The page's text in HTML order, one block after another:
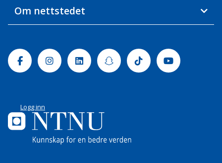
Om nettstedet
FacebookInstagramLinkedinSnapchatTiktok Youtube
Logg inn